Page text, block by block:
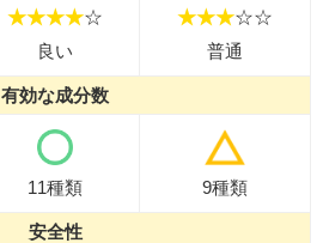
★★★★☆
良い
★★★☆☆
普通
有効な成分数
11種類 9種類
安全性